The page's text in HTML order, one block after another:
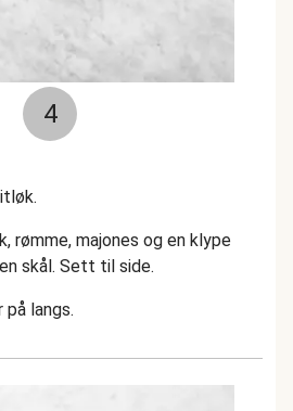
4
rømme, majones og en klype
skål. Sett til side.
langs.